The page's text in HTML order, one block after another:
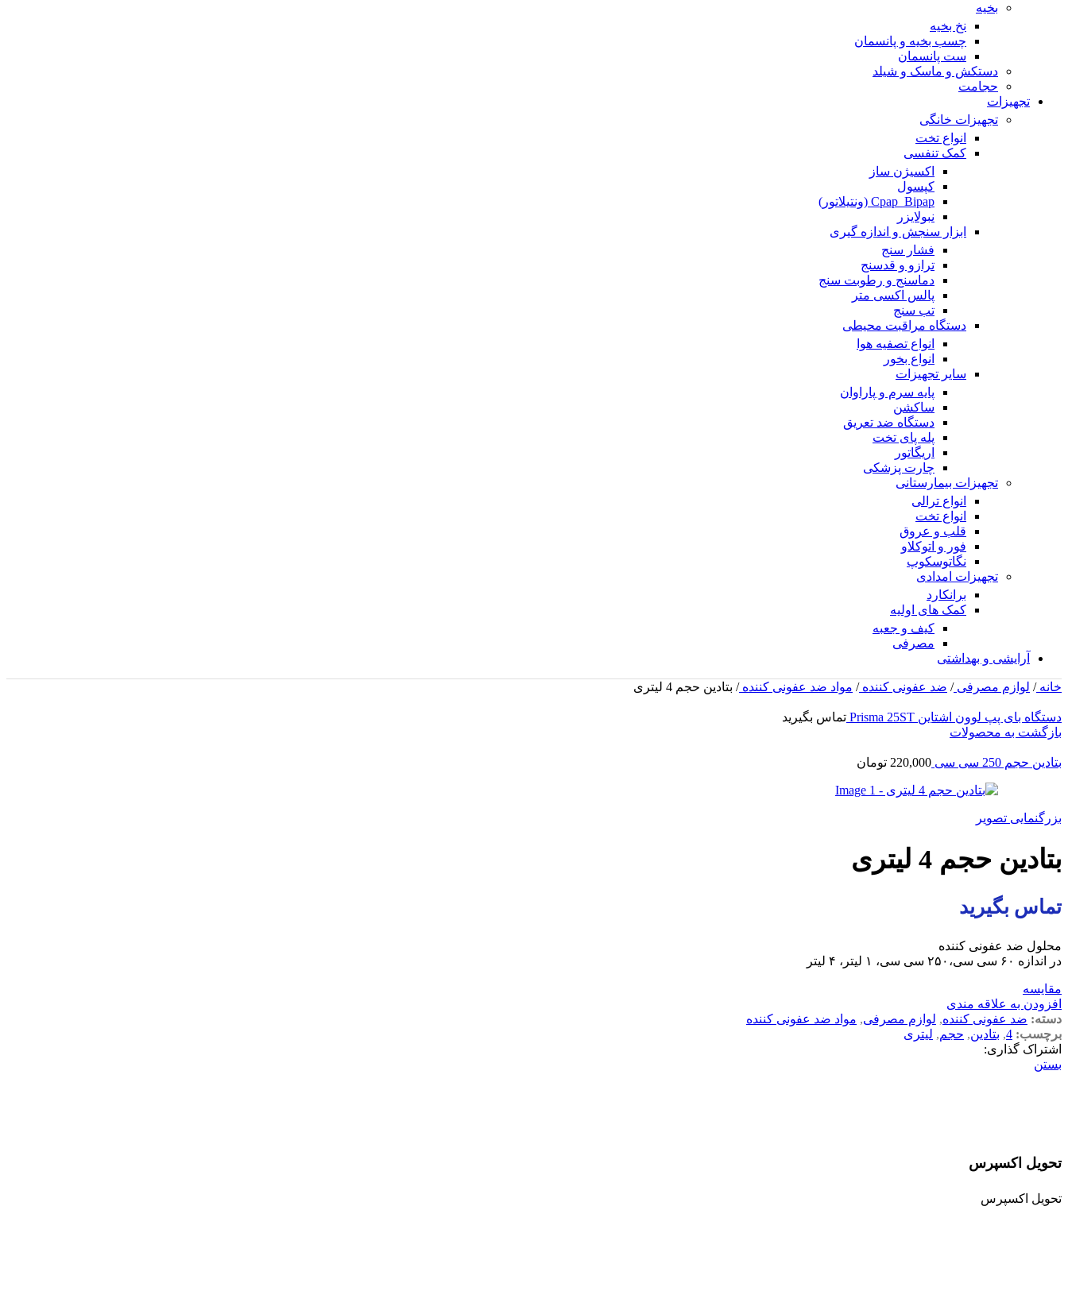
بخیه
نخ بخیه
چسب بخیه و پانسمان
ست پانسمان
دستکش و ماسک و شیلد
حجامت
تجهیزات
تجهیزات خانگی
انواع تخت
کمک تنفسی
اکسیژن ساز
کپسول
Cpap_Bipap (ونتیلاتور)
نبولایزر
ابزار سنجش و اندازه گیری
فشار سنج
ترازو و قدسنج
دماسنج و رطوبت سنج
پالس اکسی متر
تب سنج
دستگاه مراقبت محیطی
انواع تصفیه هوا
انواع بخور
سایر تجهیزات
پایه سرم و پاراوان
ساکشن
دستگاه ضد تعریق
پله پای تخت
اریگاتور
چارت پزشکی
تجهیزات بیمارستانی
انواع ترالی
انواع تخت
قلب و عروق
فور و اتوکلاو
نگاتوسکوپ
تجهیزات امدادی
برانکارد
کمک های اولیه
کیف و جعبه
مصرفی
آرایشی و بهداشتی
خانه/ لوازم مصرفی/ ضد عفونی کننده/ مواد ضد عفونی کننده/ بتادین حجم 4 لیتری
دستگاه بای پپ لوون اشتاین Prisma 25ST
تماس بگیرید
بازگشت به محصولات
بتادین حجم 250 سی سی 220,000 تومان
بزرگنمایی تصویر
بتادین حجم 4 لیتری
تماس بگیرید
محلول ضد عفونی کننده
در اندازه ۶۰ سی سی،۲۵۰ سی سی، ۱ لیتر، ۴ لیتر
مقایسه
افزودن به علاقه مندی
دسته: ضد عفونی کننده, لوازم مصرفی, مواد ضد عفونی کننده
برچسب: 4
, بتادین, حجم, لیتری
اشتراک گذاری:
بستن
تحویل اکسپرس
تحویل اکسپرس